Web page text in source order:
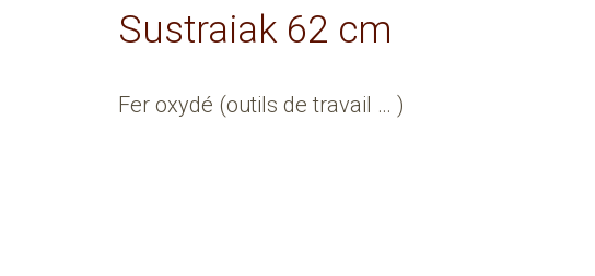
Sustraiak 62 cm
Fer oxydé (outils de travail … )